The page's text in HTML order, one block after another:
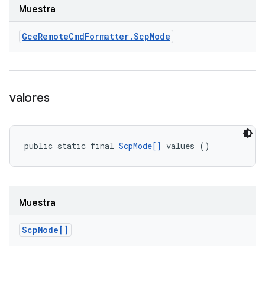
Muestra
GceRemoteCmdFormatter.ScpMode
valores
public static final ScpMode[] values ()
Muestra
ScpMode[]